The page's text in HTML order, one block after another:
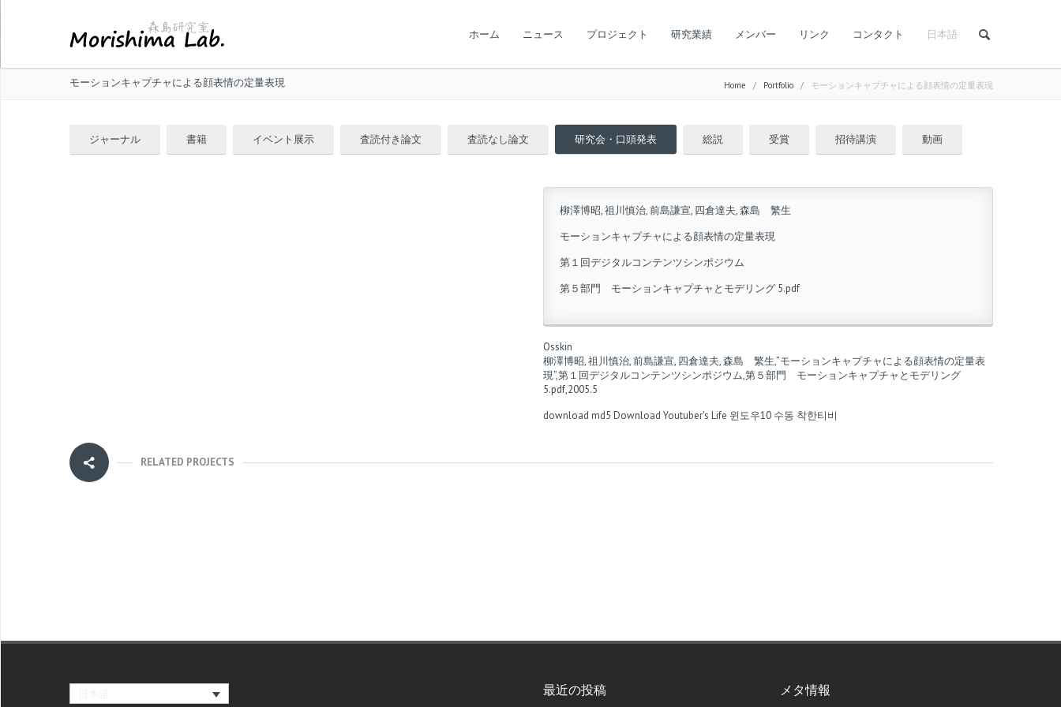
ホーム ニュース プロジェクト 研究業績 メンバー リンク コンタクト 日本語
モーションキャプチャによる顔表情の定量表現 Home / Portfolio / モーションキャプチャによる顔表情の定量表現
ジャーナル 書籍 イベント展示 査読付き論文 査読なし論文 研究会・口頭発表 総説 受賞 招待講演 動画
柳澤博昭, 祖川慎治, 前島謙宣, 四倉達夫, 森島 繁生
モーションキャプチャによる顔表情の定量表現
第１回デジタルコンテンツシンポジウム
第５部門 モーションキャプチャとモデリング 5.pdf
Osskin
柳澤博昭, 祖川慎治, 前島謙宣, 四倉達夫, 森島 繁生,”モーションキャプチャによる顔表情の定量表
現”,第１回デジタルコンテンツシンポジウム,第５部門 モーションキャプチャとモデリング
5.pdf,2005.5
download md5 Download Youtuber's Life 윈도우10 수동 착한티비
RELATED PROJECTS
最近の投稿 メタ情報